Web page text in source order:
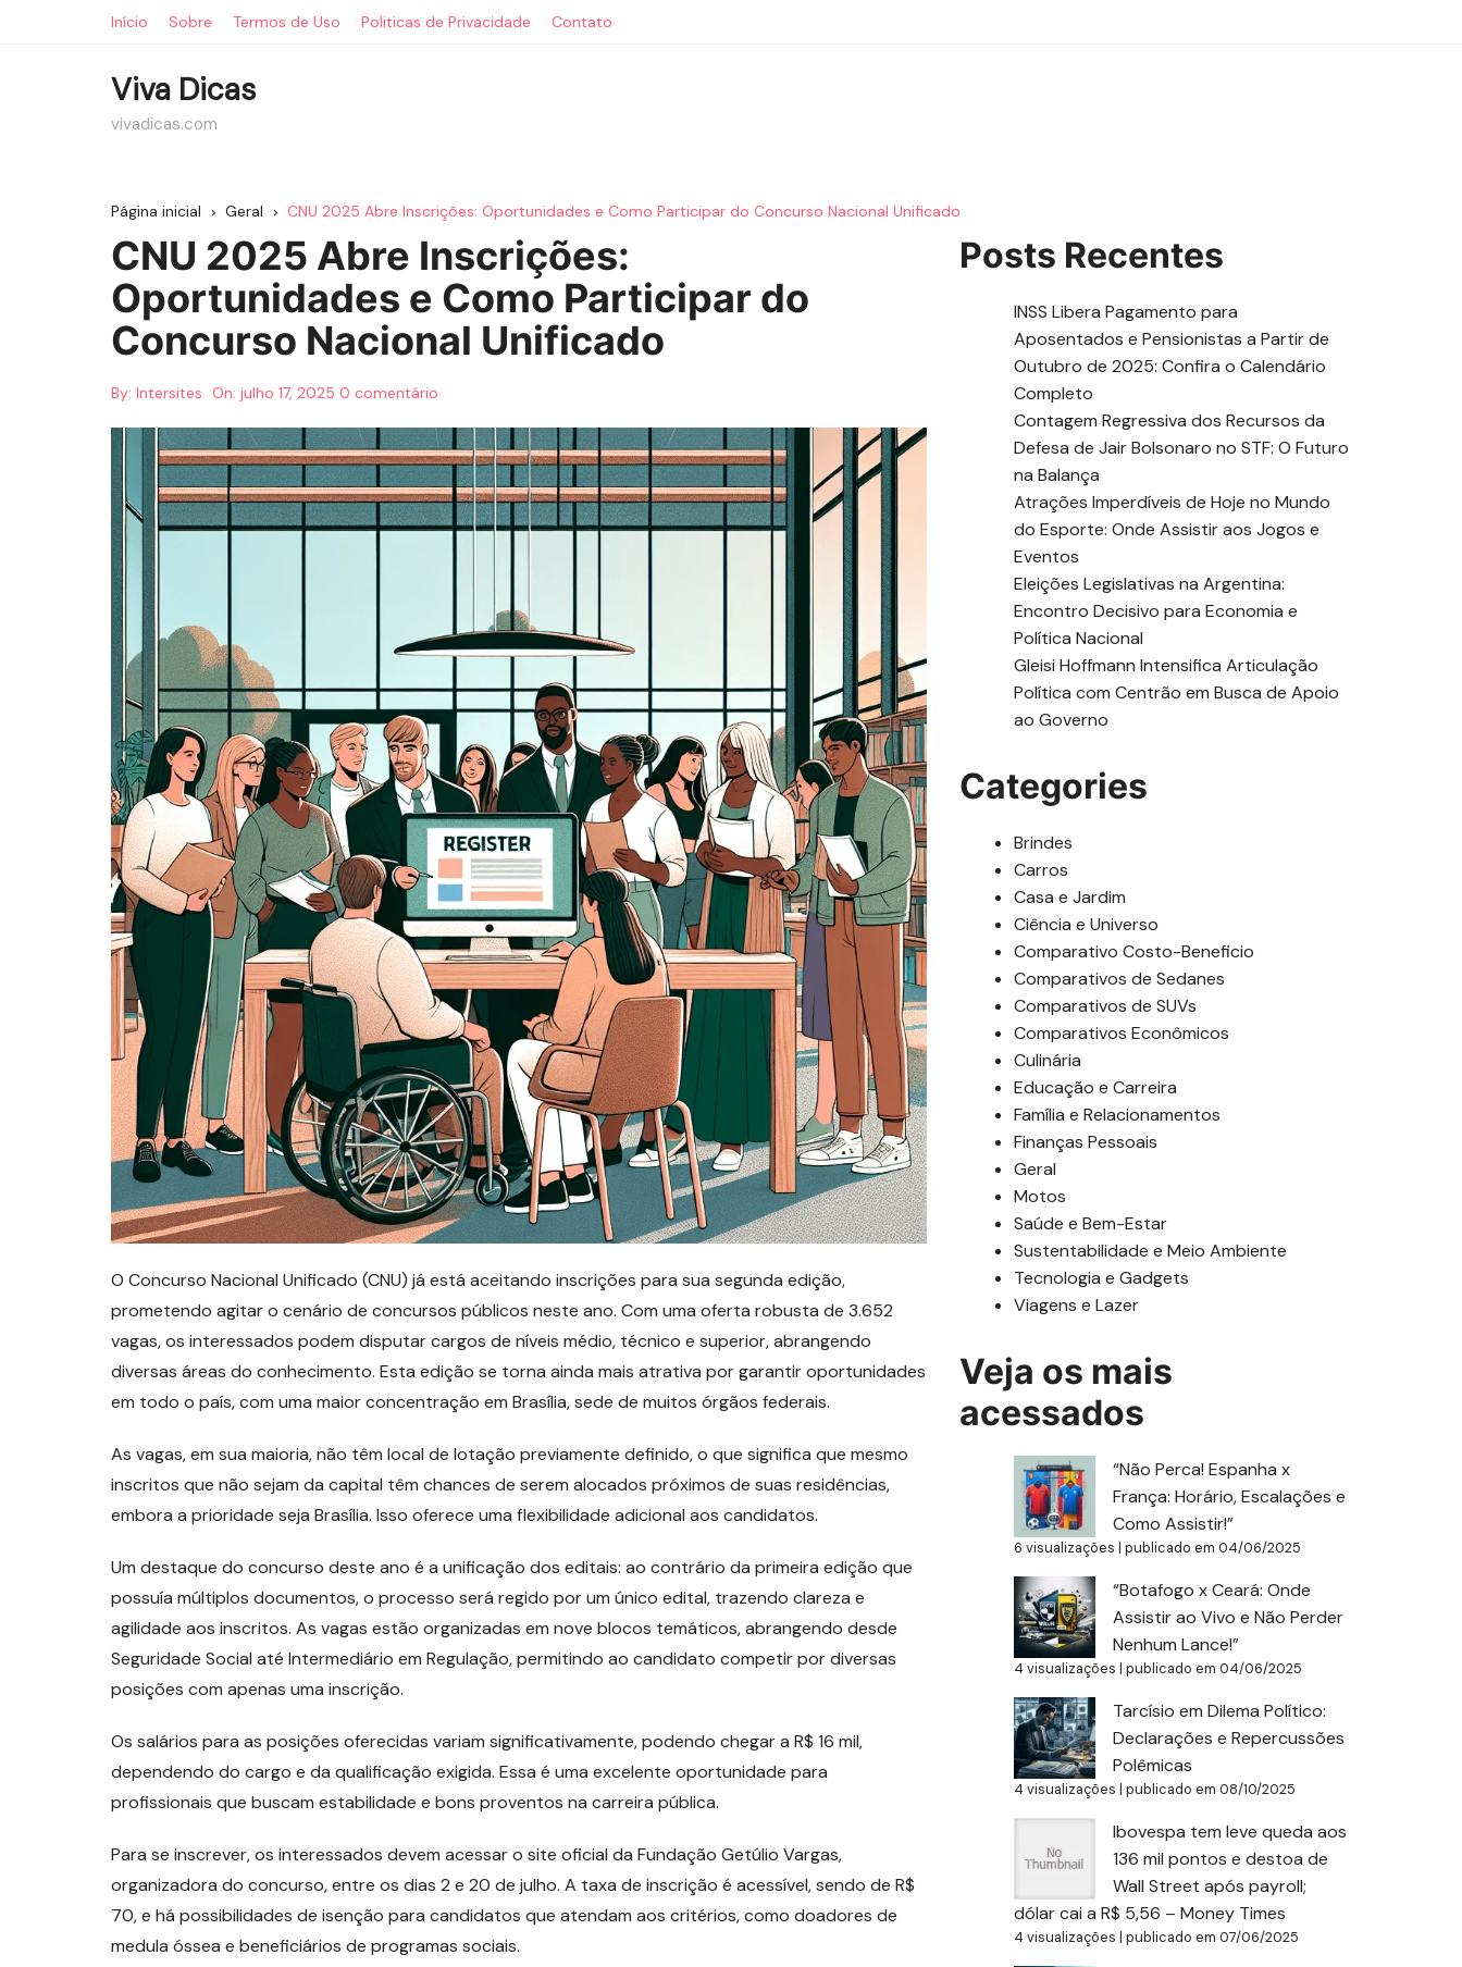
Início Sobre Termos de Uso Politicas de Privacidade Contato
Viva Dicas
vivadicas.com
Página inicial Geral CNU 2025 Abre Inscrições: Oportunidades e Como Participar do Concurso Nacional Unificado
CNU 2025 Abre Inscrições:
Oportunidades e Como Participar do
Concurso Nacional Unificado
By: Intersites On: julho 17, 2025 0 comentário
O Concurso Nacional Unificado (CNU) já está aceitando inscrições para sua segunda edição,
prometendo agitar o cenário de concursos públicos neste ano. Com uma oferta robusta de 3.652
vagas, os interessados podem disputar cargos de níveis médio, técnico e superior, abrangendo
diversas áreas do conhecimento. Esta edição se torna ainda mais atrativa por garantir oportunidades
em todo o país, com uma maior concentração em Brasília, sede de muitos órgãos federais.
As vagas, em sua maioria, não têm local de lotação previamente definido, o que significa que mesmo
inscritos que não sejam da capital têm chances de serem alocados próximos de suas residências,
embora a prioridade seja Brasília. Isso oferece uma flexibilidade adicional aos candidatos.
Um destaque do concurso deste ano é a unificação dos editais: ao contrário da primeira edição que
possuía múltiplos documentos, o processo será regido por um único edital, trazendo clareza e
agilidade aos inscritos. As vagas estão organizadas em nove blocos temáticos, abrangendo desde
Seguridade Social até Intermediário em Regulação, permitindo ao candidato competir por diversas
posições com apenas uma inscrição.
Os salários para as posições oferecidas variam significativamente, podendo chegar a R$ 16 mil,
dependendo do cargo e da qualificação exigida. Essa é uma excelente oportunidade para
profissionais que buscam estabilidade e bons proventos na carreira pública.
Para se inscrever, os interessados devem acessar o site oficial da Fundação Getúlio Vargas,
organizadora do concurso, entre os dias 2 e 20 de julho. A taxa de inscrição é acessível, sendo de R$
70, e há possibilidades de isenção para candidatos que atendam aos critérios, como doadores de
medula óssea e beneficiários de programas sociais.
Posts Recentes
INSS Libera Pagamento para
Aposentados e Pensionistas a Partir de
Outubro de 2025: Confira o Calendário
Completo
Contagem Regressiva dos Recursos da
Defesa de Jair Bolsonaro no STF: O Futuro
na Balança
Atrações Imperdíveis de Hoje no Mundo
do Esporte: Onde Assistir aos Jogos e
Eventos
Eleições Legislativas na Argentina:
Encontro Decisivo para Economia e
Política Nacional
Gleisi Hoffmann Intensifica Articulação
Política com Centrão em Busca de Apoio
ao Governo
Categories
Brindes
Carros
Casa e Jardim
Ciência e Universo
Comparativo Costo-Beneficio
Comparativos de Sedanes
Comparativos de SUVs
Comparativos Econômicos
Culinária
Educação e Carreira
Família e Relacionamentos
Finanças Pessoais
Geral
Motos
Saúde e Bem-Estar
Sustentabilidade e Meio Ambiente
Tecnologia e Gadgets
Viagens e Lazer
Veja os mais
acessados
“Não Perca! Espanha x
França: Horário, Escalações e
Como Assistir!”
6 visualizações | publicado em 04/06/2025
“Botafogo x Ceará: Onde
Assistir ao Vivo e Não Perder
Nenhum Lance!”
4 visualizações | publicado em 04/06/2025
Tarcísio em Dilema Político:
Declarações e Repercussões
Polêmicas
4 visualizações | publicado em 08/10/2025
Ibovespa tem leve queda aos
136 mil pontos e destoa de
Wall Street após payroll;
dólar cai a R$ 5,56 – Money Times
4 visualizações | publicado em 07/06/2025